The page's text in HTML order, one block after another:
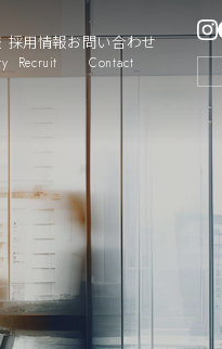
採用情報
Recruit
お問い合わせ
Contact